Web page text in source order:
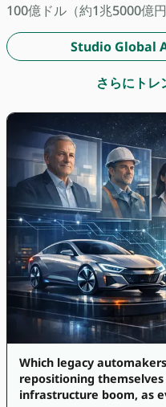
100億ドル（約1兆5000億
Studio Global
さらにトレ
Which legacy
repositioning
infrastructure boom, as